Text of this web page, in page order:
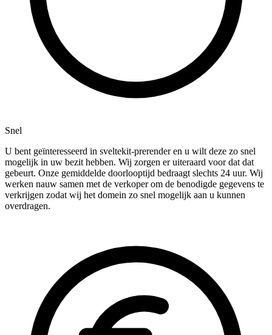
Snel
U bent geïnteresseerd in sveltekit-prerender en u wilt deze zo snel
mogelijk in uw bezit hebben. Wij zorgen er uiteraard voor dat dat
gebeurt. Onze gemiddelde doorlooptijd bedraagt slechts 24 uur. Wij
werken nauw samen met de verkoper om de benodigde gegevens te
verkrijgen zodat wij het domein zo snel mogelijk aan u kunnen
overdragen.